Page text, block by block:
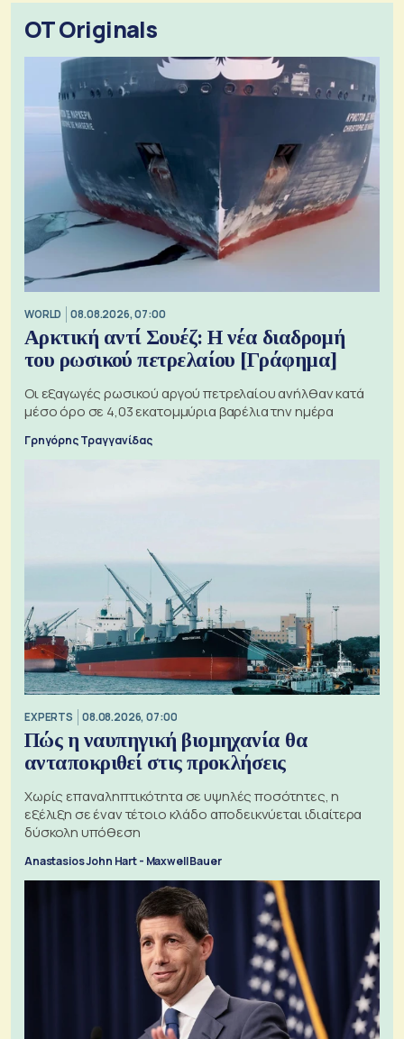
OT Originals
WORLD 08.08.2026, 07:00
Αρκτική αντί Σουέζ: Η νέα διαδρομή
του ρωσικού πετρελαίου [Γράφημα]
Οι εξαγωγές ρωσικού αργού πετρελαίου ανήλθαν κατά
μέσο όρο σε 4,03 εκατομμύρια βαρέλια την ημέρα
Γρηγόρης Τραγγανίδας
EXPERTS 08.08.2026, 07:00
Πώς η ναυπηγική βιομηχανία θα
ανταποκριθεί στις προκλήσεις
Χωρίς επαναληπτικότητα σε υψηλές ποσότητες, η
εξέλιξη σε έναν τέτοιο κλάδο αποδεικνύεται ιδιαίτερα
δύσκολη υπόθεση
Anastasios John Hart - Maxwell Bauer